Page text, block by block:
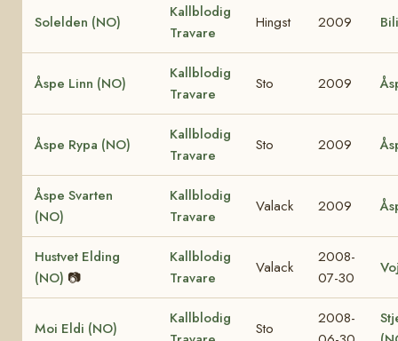
Solelden (NO)
Kallblodig
Travare
Hingst 2009
Åspe Linn (NO)
Kallblodig
Travare
Sto 2009
Åspe Rypa (NO)
Kallblodig
Travare
Sto 2009
Åspe Svarten
(NO)
Kallblodig
Travare
Valack 2009
Hustvet Elding
(NO) 📷
Kallblodig
Travare
Valack
2008-
07-30
Moi Eldi (NO)
Kallblodig
Sto
2008-